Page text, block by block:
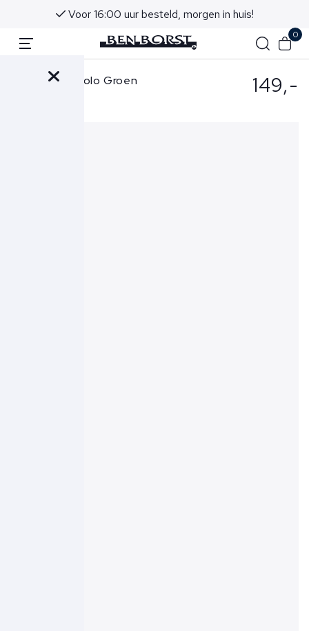
Voor 16:00 uur besteld, morgen in huis!
0
Gran Sasso Polo Groen 149,-